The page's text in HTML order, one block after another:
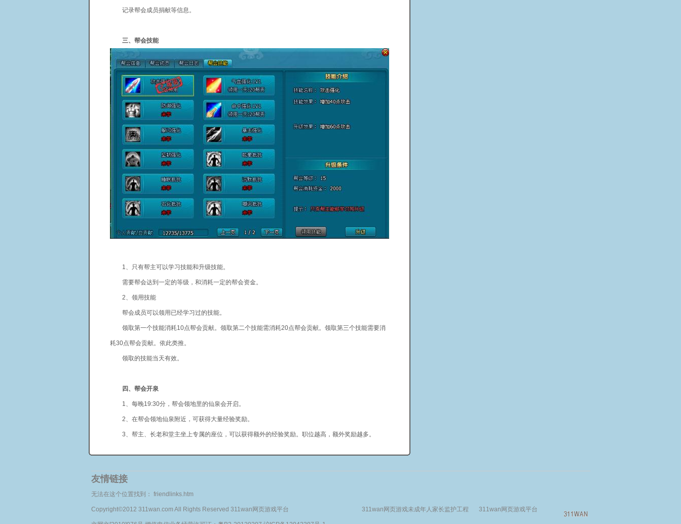
记录帮会成员捐献等信息。
三、帮会技能
1、只有帮主可以学习技能和升级技能。
需要帮会达到一定的等级，和消耗一定的帮会资金。
2、领用技能
帮会成员可以领用已经学习过的技能。
领取第一个技能消耗10点帮会贡献。领取第二个技能需消耗20点帮会贡献。领取第三个技能需要消
耗30点帮会贡献。依此类推。
领取的技能当天有效。
四、帮会开泉
1、每晚19:30分，帮会领地里的仙泉会开启。
2、在帮会领地仙泉附近，可获得大量经验奖励。
3、帮主、长老和堂主坐上专属的座位，可以获得额外的经验奖励。职位越高，额外奖励越多。
友情链接
无法在这个位置找到： friendlinks.htm
Copyright©2012 311wan.com All Rights Reserved 311wan网页游戏平台 311wan网页游戏未成年人家长监护工程 311wan网页游戏平台